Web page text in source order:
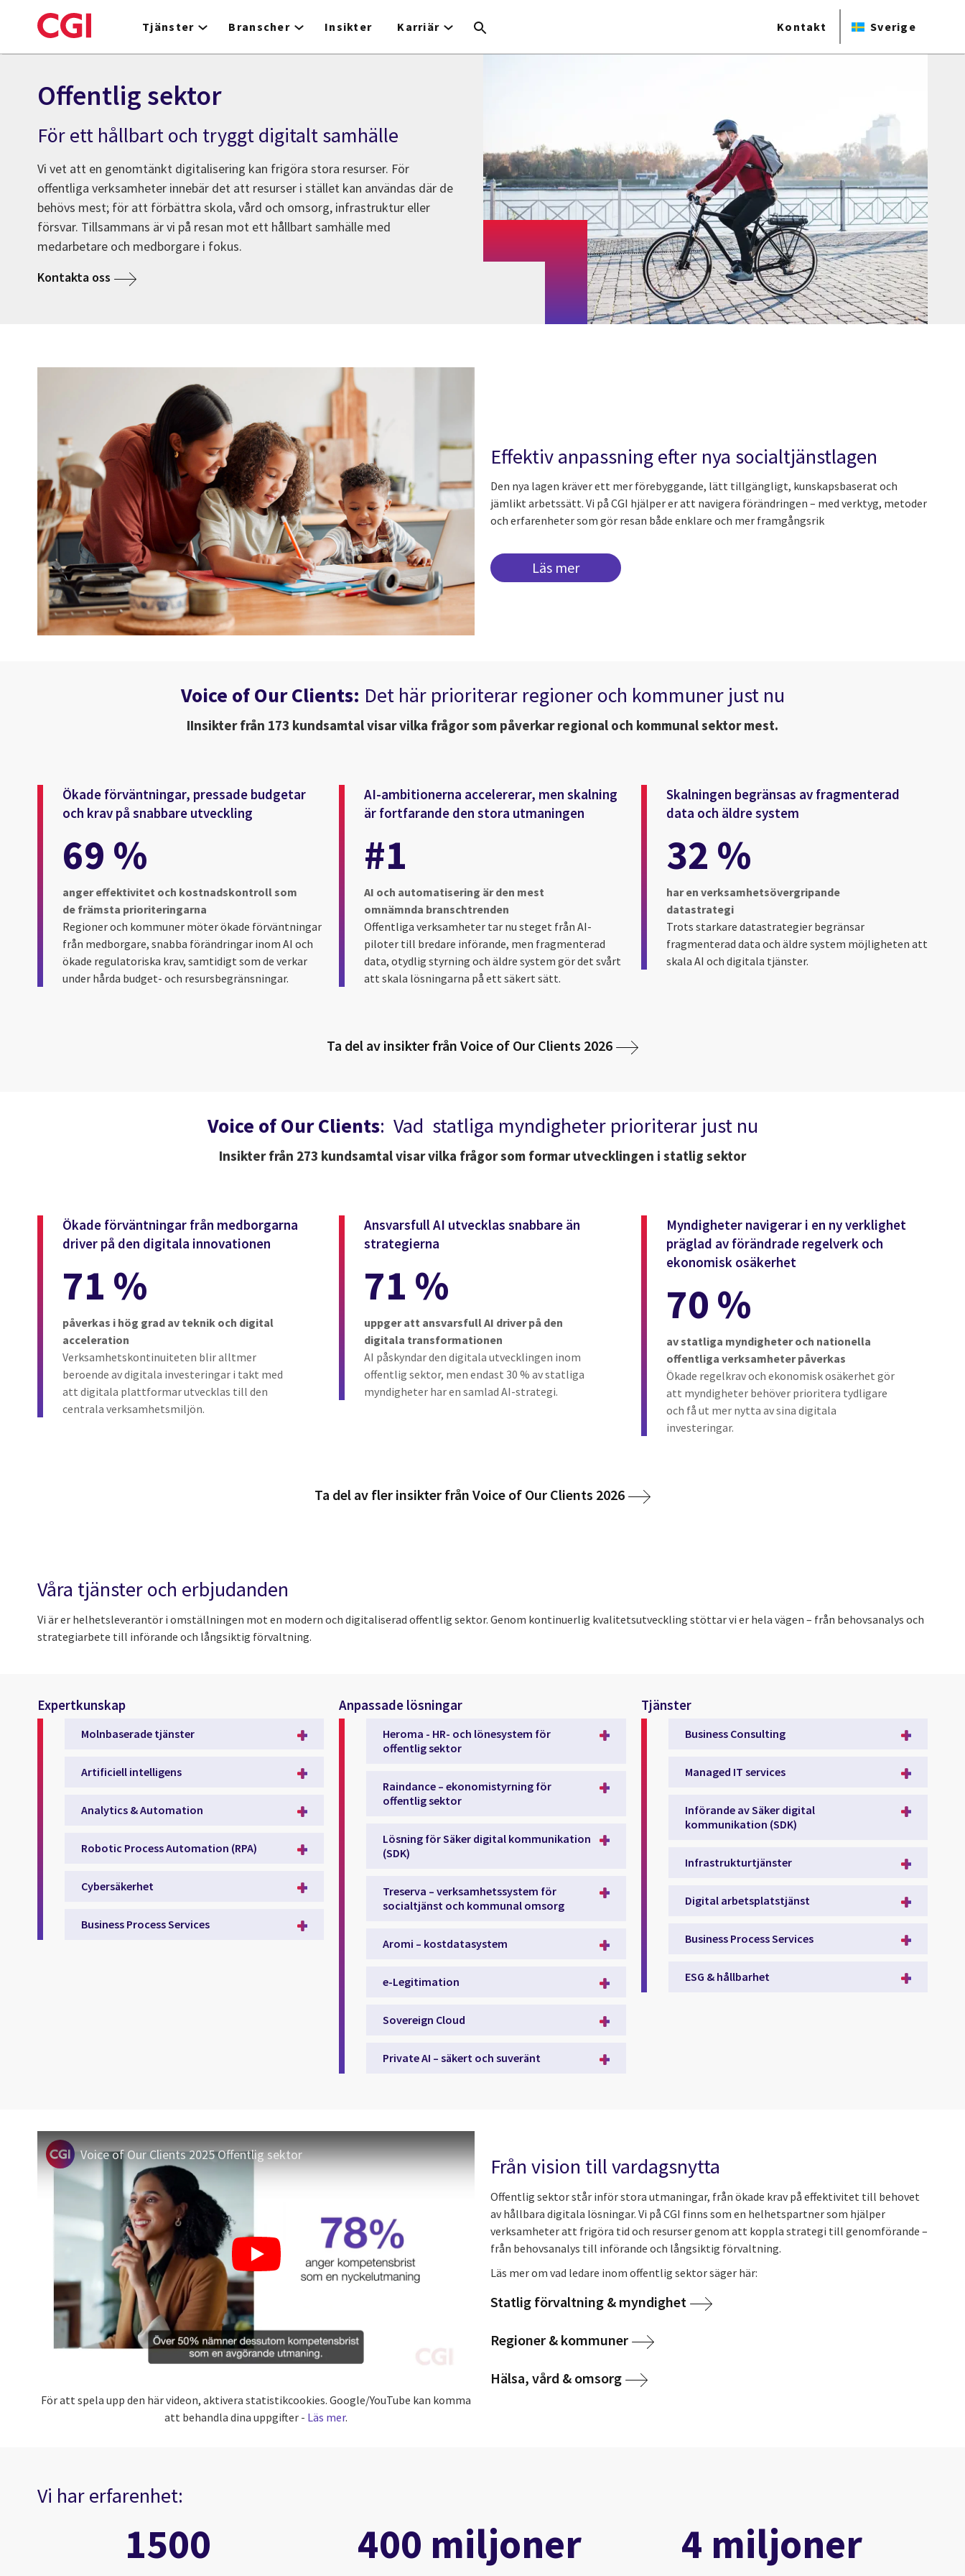
to
Tjänster Branscher Insikter Karriär Kontakt Sverige
Offentlig sektor
För ett hållbart och tryggt digitalt samhälle
Vi vet att en genomtänkt digitalisering kan frigöra stora resurser. För
offentliga verksamheter innebär det att resurser i stället kan användas där de
behövs mest; för att förbättra skola, vård och omsorg, infrastruktur eller
försvar. Tillsammans är vi på resan mot ett hållbart samhälle med
medarbetare och medborgare i fokus.
Kontakta oss
Effektiv anpassning efter nya socialtjänstlagen
Den nya lagen kräver ett mer förebyggande, lätt tillgängligt, kunskapsbaserat och
jämlikt arbetssätt. Vi på CGI hjälper er att navigera förändringen – med verktyg, metoder
och erfarenheter som gör resan både enklare och mer framgångsrik
Läs mer
Voice of Our Clients: Det här prioriterar regioner och kommuner just nu
IInsikter från 173 kundsamtal visar vilka frågor som påverkar regional och kommunal sektor mest.
Ökade förväntningar, pressade budgetar
och krav på snabbare utveckling
69 %
anger effektivitet och kostnadskontroll som
de främsta prioriteringarna
Regioner och kommuner möter ökade förväntningar
från medborgare, snabba förändringar inom AI och
ökade regulatoriska krav, samtidigt som de verkar
under hårda budget- och resursbegränsningar.
AI-ambitionerna accelererar, men skalning
är fortfarande den stora utmaningen
#1
AI och automatisering är den mest
omnämnda branschtrenden
Offentliga verksamheter tar nu steget från AI-
piloter till bredare införande, men fragmenterad
data, otydlig styrning och äldre system gör det svårt
att skala lösningarna på ett säkert sätt.
Skalningen begränsas av fragmenterad
data och äldre system
32 %
har en verksamhetsövergripande
datastrategi
Trots starkare datastrategier begränsar
fragmenterad data och äldre system möjligheten att
skala AI och digitala tjänster.
Ta del av insikter från Voice of Our Clients 2026
Voice of Our Clients: Vad statliga myndigheter prioriterar just nu
Insikter från 273 kundsamtal visar vilka frågor som formar utvecklingen i statlig sektor
Ökade förväntningar från medborgarna
driver på den digitala innovationen
71 %
påverkas i hög grad av teknik och digital
acceleration
Verksamhetskontinuiteten blir alltmer
beroende av digitala investeringar i takt med
att digitala plattformar utvecklas till den
centrala verksamhetsmiljön.
Ansvarsfull AI utvecklas snabbare än
strategierna
71 %
uppger att ansvarsfull AI driver på den
digitala transformationen
AI påskyndar den digitala utvecklingen inom
offentlig sektor, men endast 30 % av statliga
myndigheter har en samlad AI-strategi.
Myndigheter navigerar i en ny verklighet
präglad av förändrade regelverk och
ekonomisk osäkerhet
70 %
av statliga myndigheter och nationella
offentliga verksamheter påverkas
Ökade regelkrav och ekonomisk osäkerhet gör
att myndigheter behöver prioritera tydligare
och få ut mer nytta av sina digitala
investeringar.
Ta del av fler insikter från Voice of Our Clients 2026
Våra tjänster och erbjudanden
Vi är er helhetsleverantör i omställningen mot en modern och digitaliserad offentlig sektor. Genom kontinuerlig kvalitetsutveckling stöttar vi er hela vägen – från behovsanalys och
strategiarbete till införande och långsiktig förvaltning.
Expertkunskap
Molnbaserade tjänster
Artificiell intelligens
Analytics & Automation
Robotic Process Automation (RPA)
Cybersäkerhet
Business Process Services
Anpassade lösningar
Heroma - HR- och lönesystem för
offentlig sektor
Raindance – ekonomistyrning för
offentlig sektor
Lösning för Säker digital kommunikation
(SDK)
Treserva – verksamhetssystem för
socialtjänst och kommunal omsorg
Aromi – kostdatasystem
e-Legitimation
Sovereign Cloud
Private AI – säkert och suveränt
Tjänster
Business Consulting
Managed IT services
Införande av Säker digital
kommunikation (SDK)
Infrastrukturtjänster
Digital arbetsplatstjänst
Business Process Services
ESG & hållbarhet
Voice of Our Clients 2025 Offentlig sektor
För att spela upp den här videon, aktivera statistikcookies. Google/YouTube kan komma
att behandla dina uppgifter - Läs mer.
Från vision till vardagsnytta
Offentlig sektor står inför stora utmaningar, från ökade krav på effektivitet till behovet
av hållbara digitala lösningar. Vi på CGI finns som en helhetspartner som hjälper
verksamheter att frigöra tid och resurser genom att koppla strategi till genomförande –
från behovsanalys till införande och långsiktig förvaltning.
Läs mer om vad ledare inom offentlig sektor säger här:
Statlig förvaltning & myndighet
Regioner & kommuner
Hälsa, vård & omsorg
Vi har erfarenhet:
1500 400 miljoner 4 miljoner